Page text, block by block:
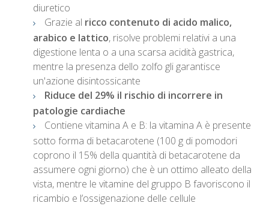
diuretico
Grazie al ricco contenuto di acido malico,
arabico e lattico, risolve problemi relativi a una
digestione lenta o a una scarsa acidità gastrica,
mentre la presenza dello zolfo gli garantisce
un'azione disintossicante
Riduce del 29% il rischio di incorrere in
patologie cardiache
Contiene vitamina A e B: la vitamina A è presente
sotto forma di betacarotene (100 g di pomodori
coprono il 15% della quantità di betacarotene da
assumere ogni giorno) che è un ottimo alleato della
vista, mentre le vitamine del gruppo B favoriscono il
ricambio e l’ossigenazione delle cellule